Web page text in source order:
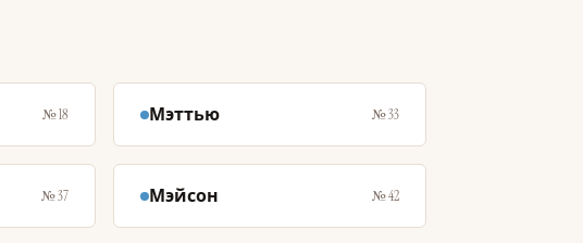
№ 18 Мэттью № 33
№ 37 Мэйсон № 42